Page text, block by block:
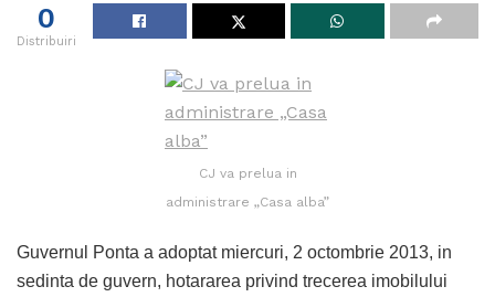
0
Distribuiri
CJ va prelua in
administrare „Casa alba”
Guvernul Ponta a adoptat miercuri, 2 octombrie 2013, in
sedinta de guvern, hotararea privind trecerea imobilului